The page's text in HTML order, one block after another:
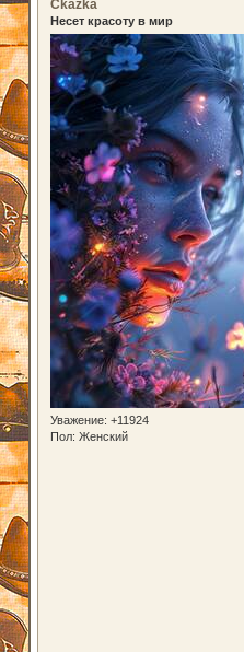
Ckazka
Несет красоту в мир
Уважение: +11924
Пол: Женский